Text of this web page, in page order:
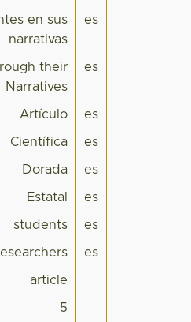
en sus
narrativas
es
their
Narratives
es
Artículo es
Científica es
Dorada es
Estatal es
students es
es
article
5